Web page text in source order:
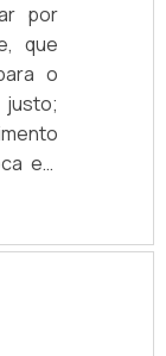
por
que
o
em